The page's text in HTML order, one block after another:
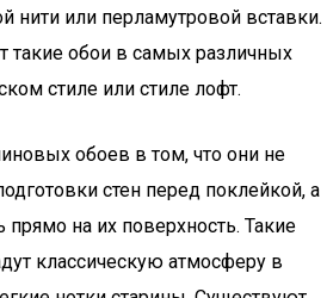
нити или перламутровой вставки.
такие обои в самых различных
стиле или стиле лофт.
обоев в том, что они не
стен перед поклейкой, а
на их поверхность. Такие
классическую атмосферу в